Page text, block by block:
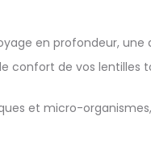
en profondeur,
confort de vos lentilles
et micro-